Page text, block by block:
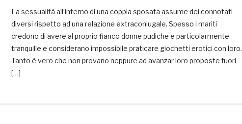
La sessualità all’interno di una coppia sposata assume dei connotati
diversi rispetto ad una relazione extraconiugale. Spesso i mariti
credono di avere al proprio fianco donne pudiche e particolarmente
tranquille e considerano impossibile praticare giochetti erotici con loro.
Tanto è vero che non provano neppure ad avanzar loro proposte fuori
[…]